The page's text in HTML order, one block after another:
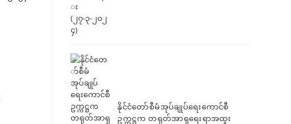
နိုင်ငံတော်စီမံအုပ်ချုပ်ရေးကောင်စီ
ဥက္ကဋ္ဌက တရုတ်အာရှရေးရာအထူး